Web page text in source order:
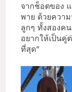
จากช็อตของ
พาย ด้วยควา
ลูกๆ ทั้งสองค
อยากให้เป็นคู่
ที่สุด”